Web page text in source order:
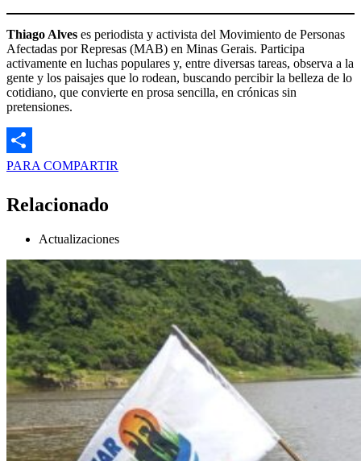
Thiago Alves es periodista y activista del Movimiento de Personas
Afectadas por Represas (MAB) en Minas Gerais. Participa
activamente en luchas populares y, entre diversas tareas, observa a la
gente y los paisajes que lo rodean, buscando percibir la belleza de lo
cotidiano, que convierte en prosa sencilla, en crónicas sin
pretensiones.
PARA COMPARTIR
Relacionado
Actualizaciones